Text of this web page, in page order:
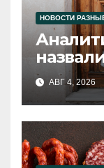
НОВОСТИ
2026
АВГ 4, 2026